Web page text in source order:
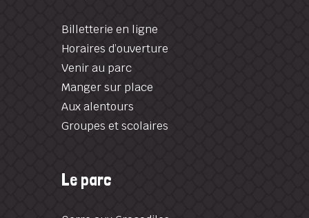
Billetterie en ligne
Horaires d’ouverture
Venir au parc
Manger sur place
Aux alentours
Groupes et scolaires
Le parc